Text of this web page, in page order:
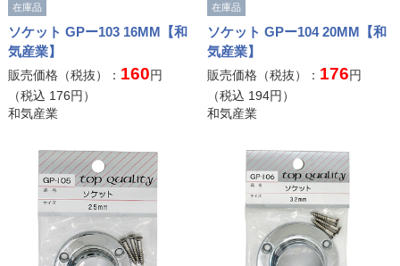
在庫品
ソケット GPー103 16MM【和
気産業】
販売価格（税抜）： 160円
（税込 176円）
和気産業
在庫品
ソケット GPー104 20MM【和
気産業】
販売価格（税抜）： 176円
（税込 194円）
和気産業